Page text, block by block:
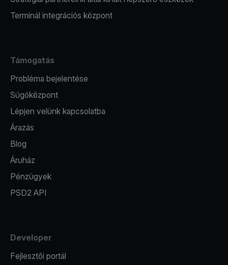
Terminál integrációs központ
Támogatás
Probléma bejelentése
Súgóközpont
Lépjen velünk kapcsolatba
Árazás
Blog
Áruház
Pénzügyek
PSD2 API
Developer
Fejlesztői portál